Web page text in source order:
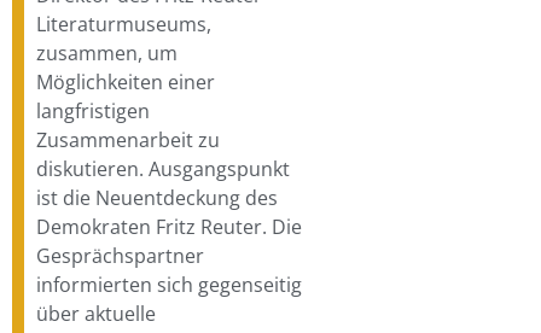
Literaturmuseums,
zusammen, um
Möglichkeiten einer
langfristigen
Zusammenarbeit zu
diskutieren. Ausgangspunkt
ist die Neuentdeckung des
Demokraten Fritz Reuter. Die
Gesprächspartner
informierten sich gegenseitig
über aktuelle